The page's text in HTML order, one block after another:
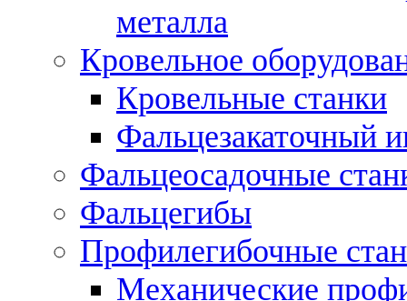
металла
Кровельное
Кровельные станки
Фальцезакаточный
Фальцеосадочные
Фальцегибы
Профилегибочные
Механические